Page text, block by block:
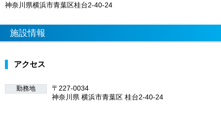
神奈川県横浜市青葉区桂台2-40-24
施設情報
アクセス
勤務地
〒227-0034
神奈川県 横浜市青葉区 桂台2-40-24